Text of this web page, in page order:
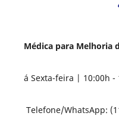
Médica para Melhoria
á Sexta-feira | 10:00h -
Telefone/WhatsApp: